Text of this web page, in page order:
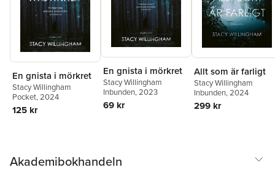
En gnista i mörkret
Stacy Willingham
Pocket, 2024
125 kr
En gnista i mörkret
Stacy Willingham
Inbunden, 2023
69 kr
Allt som är farligt
Stacy Willingham
Inbunden, 2024
299 kr
Akademibokhandeln